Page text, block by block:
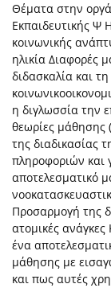
Θέματα στην
Εκπαιδευτικής Ψ
κοινωνικής
ηλικία Διαφορές
διδασκαλία και
η διγλωσσία την
θεωρίες
της διαδικασίας
πληροφοριών και
αποτελεσματικό
Προσαρμογή της
ατομικές
ένα
μάθησης με
και πως αυτές